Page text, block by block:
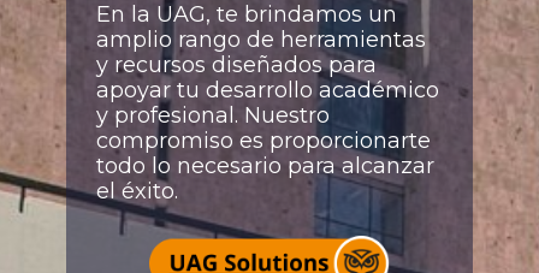
En la UAG, te brindamos un
amplio rango de herramientas
y recursos diseñados para
apoyar tu desarrollo académico
y profesional. Nuestro
compromiso es proporcionarte
todo lo necesario para alcanzar
el éxito.